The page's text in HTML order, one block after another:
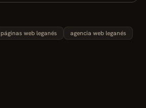
páginas web leganés
agencia web leganés